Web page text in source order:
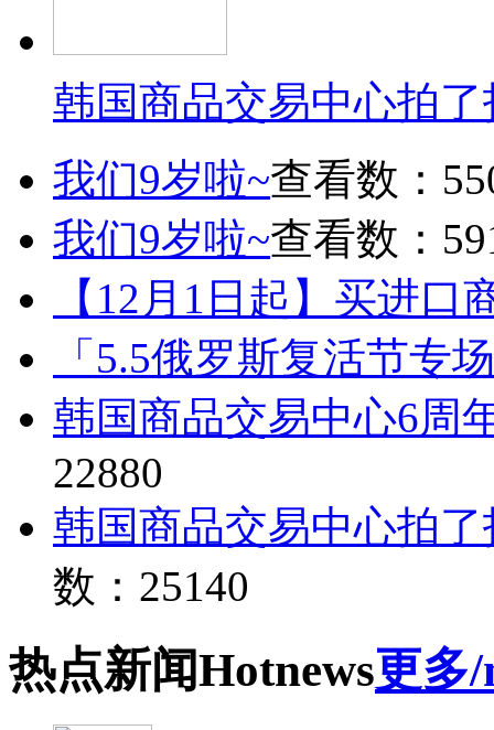
韩国商品交易中心拍
我们9岁啦~查看数：
我们9岁啦~查看数：
【12月1日起】买进口
「5.5俄罗斯复活节专
韩国商品交易中心6周
22880
韩国商品交易中心拍
数：25140
热点新闻Hotnews更多